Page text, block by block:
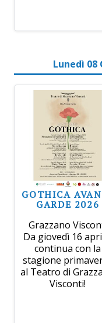
Lunedì 08
GOTHICA
GARDE 2026
Grazzano
Da giovedì 16
continua con la
stagione
al Teatro di
Visconti!